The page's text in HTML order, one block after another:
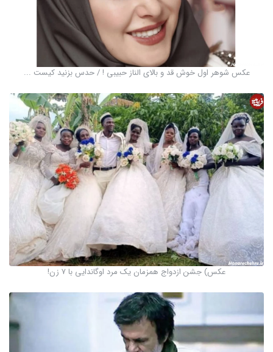
عکس شوهر اول خوش قد و بالای الناز حبیبی ! / حدس بزنید کیست ...
عکس) جشن ازدواج همزمان یک مرد اوگاندایی با ۷ زن!